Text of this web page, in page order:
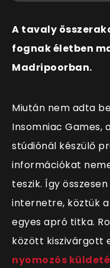
A tavaly
fognak életben
Madripoorban.
Miután nem adta
Insomniac Games,
stúdiónál készülő
információkat
teszik. Így
internetre, köztük
egyes apró titka.
között kiszivárgott
nyomozós